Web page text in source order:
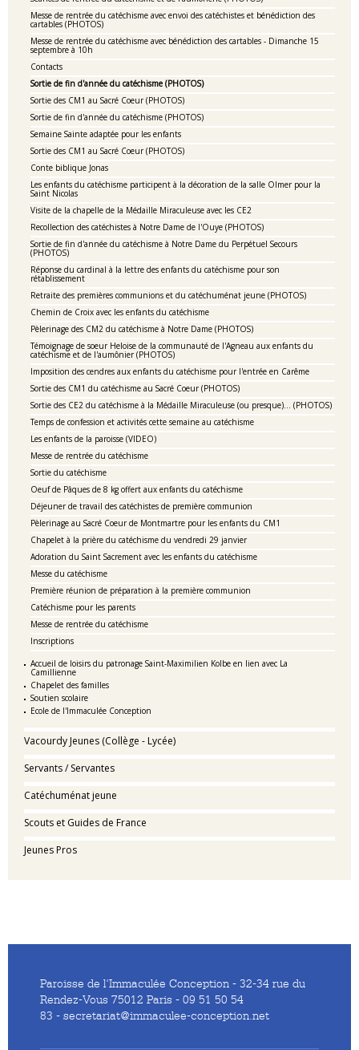
Messe de rentrée du catéchisme avec envoi des catéchistes et bénédiction des
cartables (PHOTOS)
Messe de rentrée du catéchisme avec bénédiction des cartables - Dimanche 15
septembre à 10h
Contacts
Sortie de fin d'année du catéchisme (PHOTOS)
Sortie des CM1 au Sacré Coeur (PHOTOS)
Sortie de fin d'année du catéchisme (PHOTOS)
Semaine Sainte adaptée pour les enfants
Sortie des CM1 au Sacré Coeur (PHOTOS)
Conte biblique Jonas
Les enfants du catéchisme participent à la décoration de la salle Olmer pour la
Saint Nicolas
Visite de la chapelle de la Médaille Miraculeuse avec les CE2
Recollection des catéchistes à Notre Dame de l'Ouye (PHOTOS)
Sortie de fin d'année du catéchisme à Notre Dame du Perpétuel Secours
(PHOTOS)
Réponse du cardinal à la lettre des enfants du catéchisme pour son
rétablissement
Retraite des premières communions et du catéchuménat jeune (PHOTOS)
Chemin de Croix avec les enfants du catéchisme
Pèlerinage des CM2 du catéchisme à Notre Dame (PHOTOS)
Témoignage de soeur Heloise de la communauté de l'Agneau aux enfants du
catéchisme et de l'aumônier (PHOTOS)
Imposition des cendres aux enfants du catéchisme pour l'entrée en Carême
Sortie des CM1 du catéchisme au Sacré Coeur (PHOTOS)
Sortie des CE2 du catéchisme à la Médaille Miraculeuse (ou presque)... (PHOTOS)
Temps de confession et activités cette semaine au catéchisme
Les enfants de la paroisse (VIDEO)
Messe de rentrée du catéchisme
Sortie du catéchisme
Oeuf de Pâques de 8 kg offert aux enfants du catéchisme
Déjeuner de travail des catéchistes de première communion
Pèlerinage au Sacré Coeur de Montmartre pour les enfants du CM1
Chapelet à la prière du catéchisme du vendredi 29 janvier
Adoration du Saint Sacrement avec les enfants du catéchisme
Messe du catéchisme
Première réunion de préparation à la première communion
Catéchisme pour les parents
Messe de rentrée du catéchisme
Inscriptions
Accueil de loisirs du patronage Saint-Maximilien Kolbe en lien avec La
Camillienne
Chapelet des familles
Soutien scolaire
Ecole de l'Immaculée Conception
Vacourdy Jeunes (Collège - Lycée)
Servants / Servantes
Catéchuménat jeune
Scouts et Guides de France
Jeunes Pros
Paroisse de l'Immaculée Conception - 32-34 rue du
Rendez-Vous 75012 Paris - 09 51 50 54
83 - secretariat@immaculee-conception.net